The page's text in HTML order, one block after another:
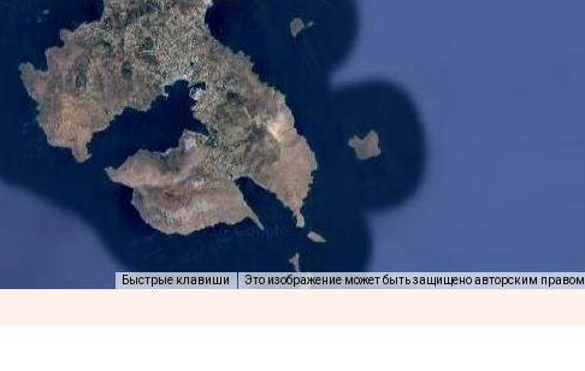
Быстрые клавиши Это изображение может быть защищено авторским правом